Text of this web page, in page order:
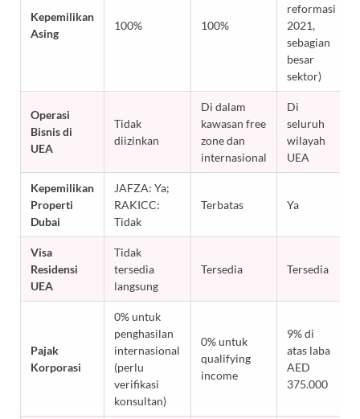
Kepemilikan
Asing
100% 100%
reformasi
2021,
sebagian
besar
sektor)
Operasi
Bisnis di
UEA
Tidak
diizinkan
Di dalam
kawasan free
zone dan
internasional
Di
seluruh
wilayah
UEA
Kepemilikan
Properti
Dubai
JAFZA: Ya;
RAKICC:
Tidak
Terbatas Ya
Visa
Residensi
UEA
Tidak
tersedia
langsung
Tersedia Tersedia
Pajak
Korporasi
0% untuk
penghasilan
internasional
(perlu
verifikasi
konsultan)
0% untuk
qualifying
income
9% di
atas laba
AED
375.000